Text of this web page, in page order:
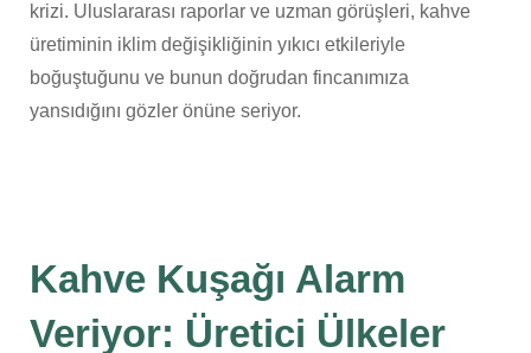
krizi. Uluslararası raporlar ve uzman görüşleri, kahve
üretiminin iklim değişikliğinin yıkıcı etkileriyle
boğuştuğunu ve bunun doğrudan fincanımıza
yansıdığını gözler önüne seriyor.
Kahve Kuşağı Alarm
Veriyor: Üretici Ülkeler